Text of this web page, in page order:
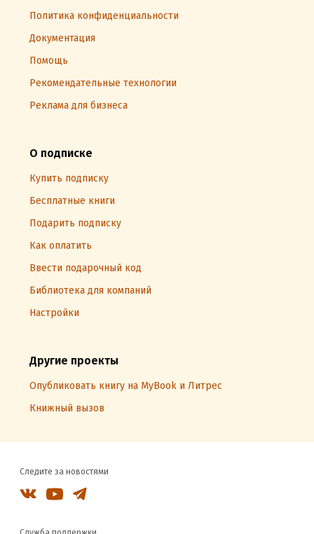
Политика конфиденциальности
Документация
Помощь
Рекомендательные технологии
Реклама для бизнеса
О подписке
Купить подписку
Бесплатные книги
Подарить подписку
Как оплатить
Ввести подарочный код
Библиотека для компаний
Настройки
Другие проекты
Опубликовать книгу на MyBook и Литрес
Книжный вызов
Следите за новостями